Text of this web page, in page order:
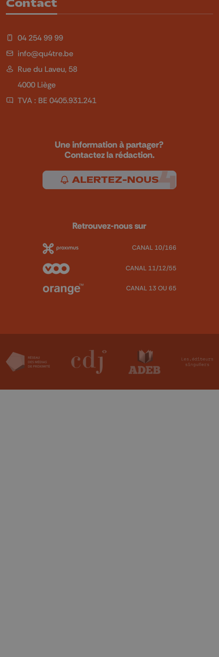
Contact
04 254 99 99
info@qu4tre.be
Rue du Laveu, 58
4000 Liège
TVA : BE 0405.931.241
Une information à partager?
Contactez la rédaction.
ALERTEZ-NOUS
Retrouvez-nous sur
CANAL 10/166
CANAL 11/12/55
CANAL 13 OU 65